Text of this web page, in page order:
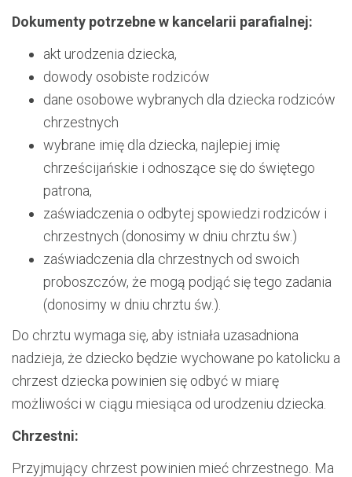
Dokumenty potrzebne w kancelarii parafialnej:
akt urodzenia dziecka,
dowody osobiste rodziców
dane osobowe wybranych dla dziecka rodziców
chrzestnych
wybrane imię dla dziecka, najlepiej imię
chrześcijańskie i odnoszące się do świętego
patrona,
zaświadczenia o odbytej spowiedzi rodziców i
chrzestnych (donosimy w dniu chrztu św.)
zaświadczenia dla chrzestnych od swoich
proboszczów, że mogą podjąć się tego zadania
(donosimy w dniu chrztu św.).
Do chrztu wymaga się, aby istniała uzasadniona
nadzieja, że dziecko będzie wychowane po katolicku a
chrzest dziecka powinien się odbyć w miarę
możliwości w ciągu miesiąca od urodzeniu dziecka.
Chrzestni:
Przyjmujący chrzest powinien mieć chrzestnego. Ma